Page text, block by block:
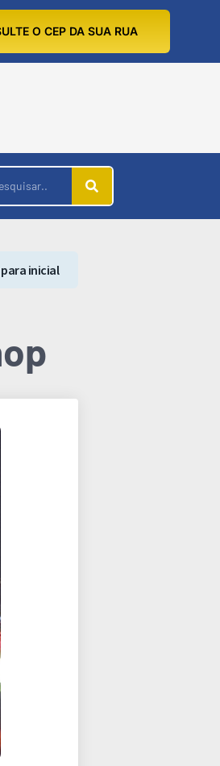
O CEP DA SUA RUA
inicial